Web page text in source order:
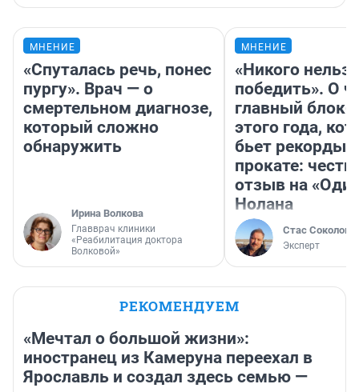
МНЕНИЕ
«Спуталась речь, понес
пургу». Врач — о
смертельном диагнозе,
который сложно
обнаружить
Ирина Волкова
Главврач клиники
«Реабилитация доктора
Волковой»
МНЕНИЕ
«Никого нельзя
победить». О
главный
этого года,
бьет рекорды в
прокате:
отзыв на
Нолана
Стас Соколов
Эксперт
РЕКОМЕНДУЕМ
«Мечтал о большой жизни»:
иностранец из Камеруна переехал в
Ярославль и создал здесь семью —